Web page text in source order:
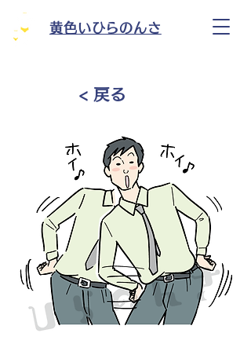
黄色いひらのんさ
< 戻る